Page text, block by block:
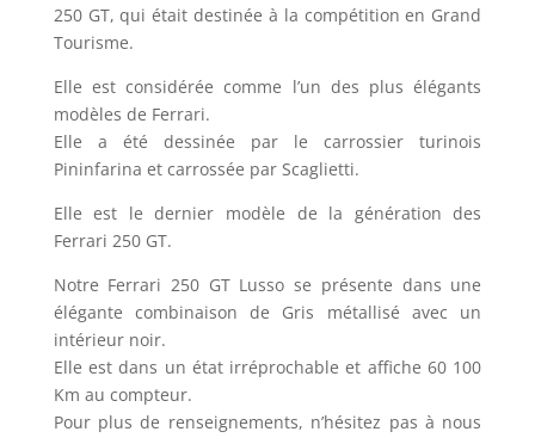
250 GT, qui était destinée à la compétition en Grand
Tourisme.
Elle est considérée comme l’un des plus élégants
modèles de Ferrari.
Elle a été dessinée par le carrossier turinois
Pininfarina et carrossée par Scaglietti.
Elle est le dernier modèle de la génération des
Ferrari 250 GT.
Notre Ferrari 250 GT Lusso se présente dans une
élégante combinaison de Gris métallisé avec un
intérieur noir.
Elle est dans un état irréprochable et affiche 60 100
Km au compteur.
Pour plus de renseignements, n’hésitez pas à nous